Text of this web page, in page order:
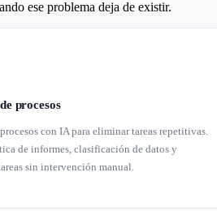
ese problema deja de existir.
procesos
con IA para eliminar tareas repetitivas.
de informes, clasificación de datos y
sin intervención manual.